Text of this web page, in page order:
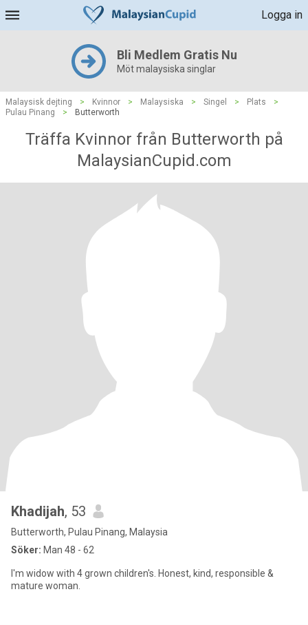
Logga in
Bli Medlem Gratis Nu
Möt malaysiska singlar
Malaysisk dejting > Kvinnor > Malaysiska > Singel > Plats
>
Pulau Pinang
> Butterworth
Träffa Kvinnor från Butterworth på
MalaysianCupid.com
Khadijah, 53
Butterworth, Pulau Pinang, Malaysia
Söker: Man 48 - 62
I'm widow with 4 grown children's. Honest, kind, responsible &
mature woman.